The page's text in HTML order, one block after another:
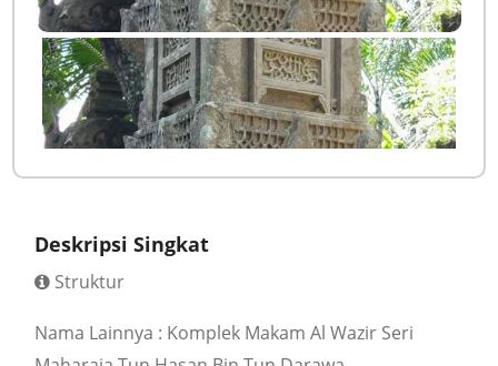
Deskripsi Singkat
Struktur
Nama Lainnya : Komplek Makam Al Wazir Seri